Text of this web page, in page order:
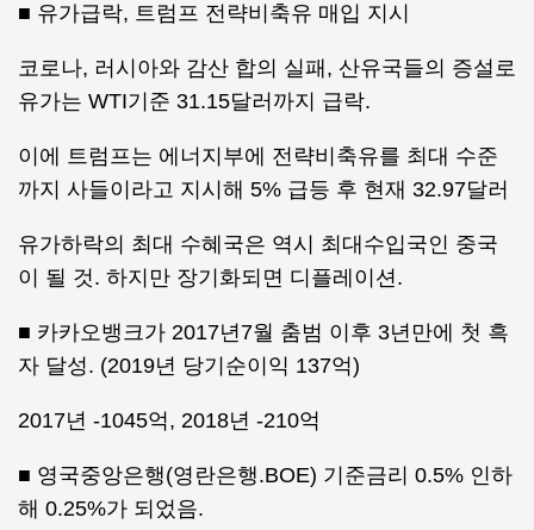
■ 유가급락, 트럼프 전략비축유 매입 지시
코로나, 러시아와 감산 합의 실패, 산유국들의 증설로
유가는 WTI기준 31.15달러까지 급락.
이에 트럼프는 에너지부에 전략비축유를 최대 수준
까지 사들이라고 지시해 5% 급등 후 현재 32.97달러
유가하락의 최대 수혜국은 역시 최대수입국인 중국
이 될 것. 하지만 장기화되면 디플레이션.
■ 카카오뱅크가 2017년7월 춤범 이후 3년만에 첫 흑
자 달성. (2019년 당기순이익 137억)
2017년 -1045억, 2018년 -210억
■ 영국중앙은행(영란은행.BOE) 기준금리 0.5% 인하
해 0.25%가 되었음.